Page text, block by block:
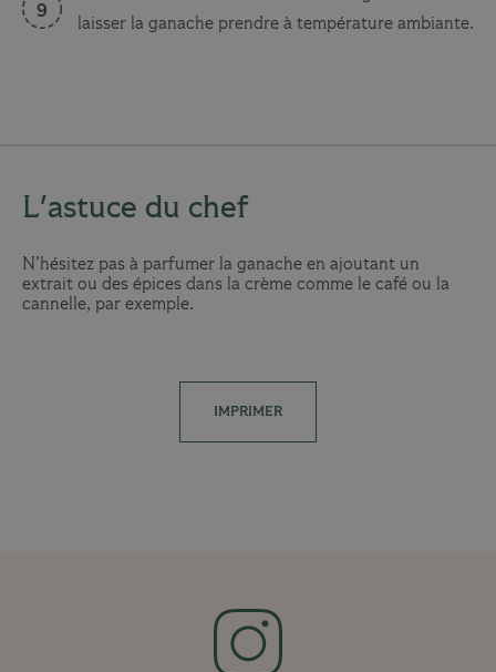
laisser la ganache prendre à température ambiante.
L'astuce du chef
N’hésitez pas à parfumer la ganache en ajoutant un
extrait ou des épices dans la crème comme le café ou la
cannelle, par exemple.
IMPRIMER